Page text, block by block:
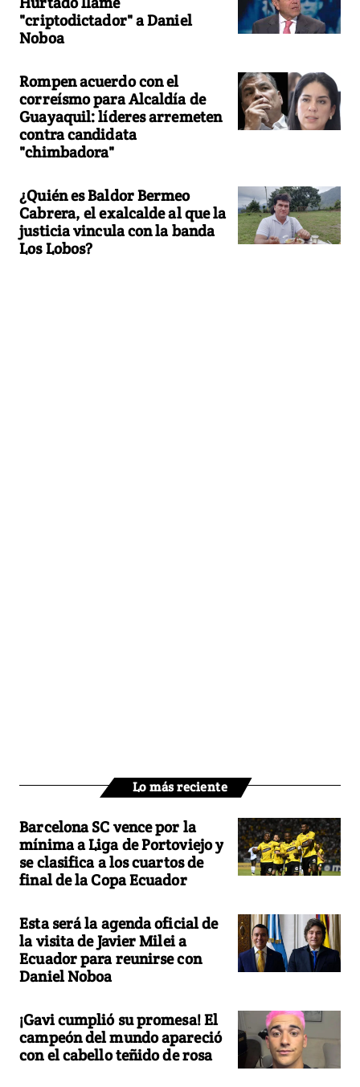
"criptodictador" a Daniel
Noboa
Rompen acuerdo con el
correísmo para Alcaldía de
Guayaquil: líderes arremeten
contra candidata
"chimbadora"
¿Quién es Baldor Bermeo
Cabrera, el exalcalde al que la
justicia vincula con la banda
Los Lobos?
Lo más reciente
Barcelona SC vence por la
mínima a Liga de Portoviejo y
se clasifica a los cuartos de
final de la Copa Ecuador
Esta será la agenda oficial de
la visita de Javier Milei a
Ecuador para reunirse con
Daniel Noboa
¡Gavi cumplió su promesa! El
campeón del mundo apareció
con el cabello teñido de rosa